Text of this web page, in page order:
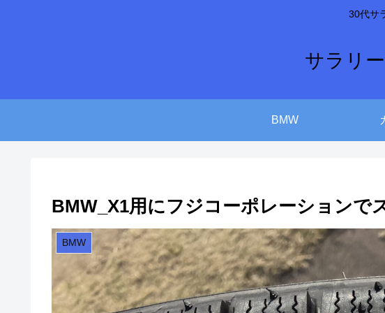
30代サ
サラリ
BMW
BMW_X1用にフジコーポレーションで
BMW